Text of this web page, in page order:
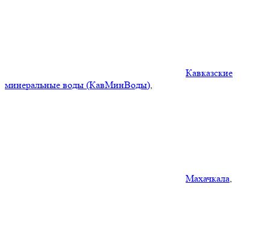
Кавказские
минеральные воды (КавМинВоды),
Махачкала,